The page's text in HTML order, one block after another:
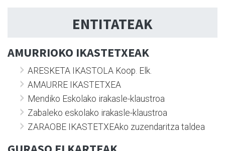
ENTITATEAK
AMURRIOKO IKASTETXEAK
ARESKETA IKASTOLA Koop. Elk.
AMAURRE IKASTETXEA
Mendiko Eskolako irakasle-klaustroa
Zabaleko eskolako irakasle-klaustroa
ZARAOBE IKASTETXEAko zuzendaritza taldea